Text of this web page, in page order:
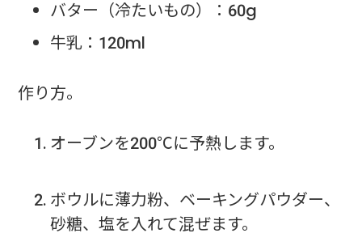
バター（冷たいもの）：60g
牛乳：120ml
作り方。
オーブンを200℃に予熱します。
ボウルに薄力粉、ベーキングパウダー、
砂糖、塩を入れて混ぜます。